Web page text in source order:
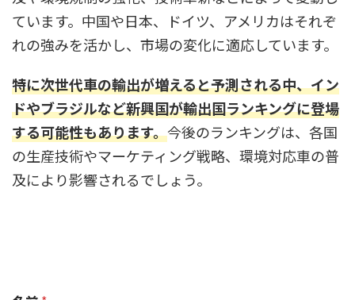
ています。中国や日本、ドイツ、アメリカはそれぞ
れの強みを活かし、市場の変化に適応しています。
特に次世代車の輸出が増えると予測される中、イン
ドやブラジルなど新興国が輸出国ランキングに登場
する可能性もあります。今後のランキングは、各国
の生産技術やマーケティング戦略、環境対応車の普
及により影響されるでしょう。